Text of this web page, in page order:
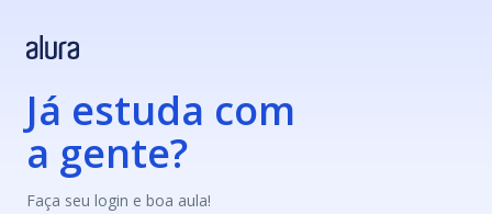
Já estuda com
a gente?
Faça seu login e boa aula!